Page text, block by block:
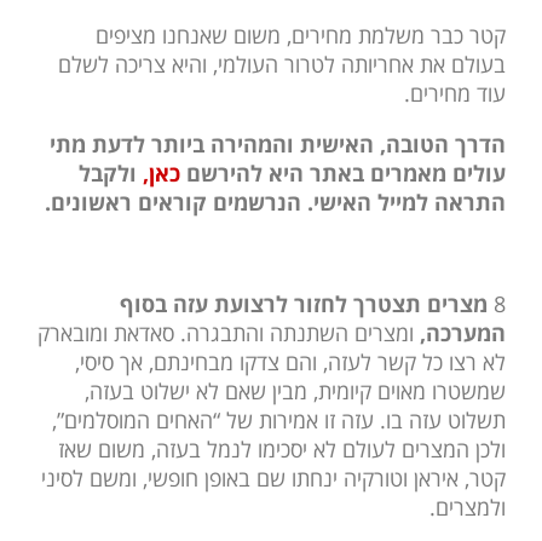
קטר כבר משלמת מחירים, משום שאנחנו מציפים
בעולם את אחריותה לטרור העולמי, והיא צריכה לשלם
עוד מחירים.
הדרך הטובה, האישית והמהירה ביותר לדעת מתי
עולים מאמרים באתר היא להירשם כאן, ולקבל
התראה למייל האישי. הנרשמים קוראים ראשונים.
8 מצרים תצטרך לחזור לרצועת עזה בסוף
המערכה, ומצרים השתנתה והתבגרה. סאדאת ומובארק
לא רצו כל קשר לעזה, והם צדקו מבחינתם, אך סיסי,
שמשטרו מאוים קיומית, מבין שאם לא ישלוט בעזה,
תשלוט עזה בו. עזה זו אמירות של “האחים המוסלמים”,
ולכן המצרים לעולם לא יסכימו לנמל בעזה, משום שאז
קטר, איראן וטורקיה ינחתו שם באופן חופשי, ומשם לסיני
ולמצרים.